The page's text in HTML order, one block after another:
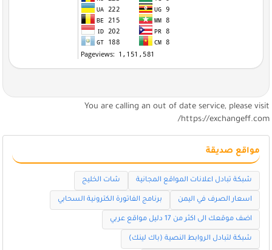
You are calling an out of date service, please visit
https://exchangeff.com/
مواقع صديقة
شبكة تبادل اعلانات المواقع المجانية شات الخليج
اسعار الصرف في اليمن برنامج الفاتورة الكترونية السحابي
اضف موقعك الى اكثر من 17 دليل مواقع عربي
شبكة لتبادل الروابط النصية (باك لينك)